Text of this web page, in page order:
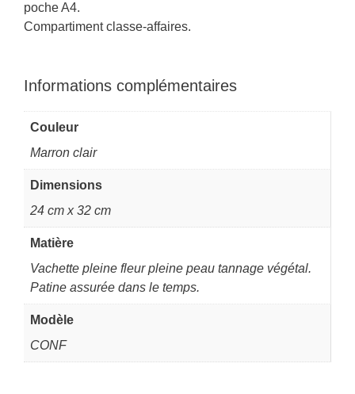
poche A4.
Compartiment classe-affaires.
Informations complémentaires
Couleur
Marron clair
Dimensions
24 cm x 32 cm
Matière
Vachette pleine fleur pleine peau tannage végétal.
Patine assurée dans le temps.
Modèle
CONF